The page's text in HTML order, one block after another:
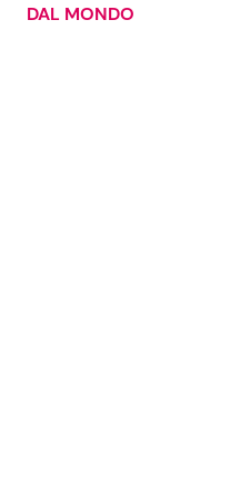
DAL MONDO